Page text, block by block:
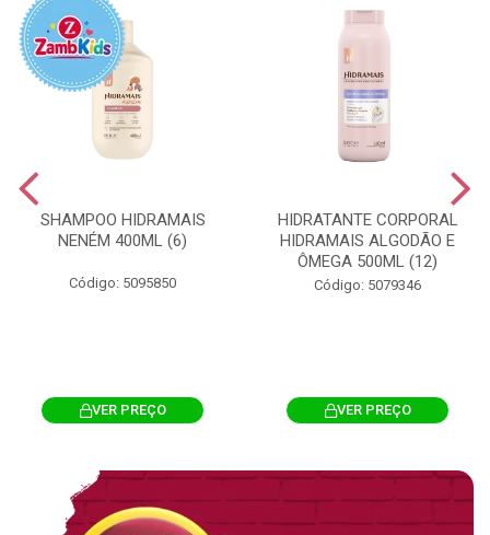
SHAMPOO HIDRAMAIS
NENÉM 400ML (6)
Código: 5095850
VER PREÇO
HIDRATANTE CORPORAL
HIDRAMAIS ALGODÃO E
ÔMEGA 500ML (12)
Código: 5079346
VER PREÇO